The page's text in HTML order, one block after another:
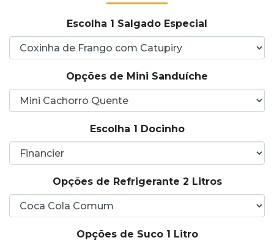
Escolha 1 Salgado Especial
Opções de Mini Sanduíche
Escolha 1 Docinho
Opções de Refrigerante 2 Litros
Opções de Suco 1 Litro